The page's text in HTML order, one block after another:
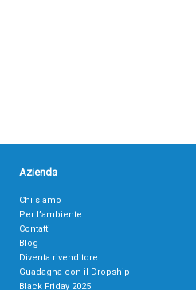
Azienda
Chi siamo
Per l’ambiente
Contatti
Blog
Diventa rivenditore
Guadagna con il Dropship
Black Friday 2025